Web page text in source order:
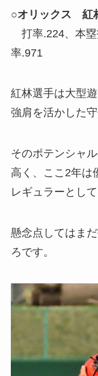
○オリックス 紅
打率.224、本塁
率.971
紅林選手は大型
強肩を活かした
そのポテンシャ
高く、ここ2年は
レギュラーとし
懸念点してはま
ろです。